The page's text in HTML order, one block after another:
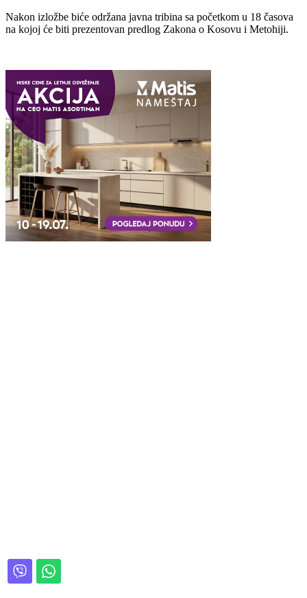
Nakon izložbe biće održana javna tribina sa početkom u 18 časova
na kojoj će biti prezentovan predlog Zakona o Kosovu i Metohiji.